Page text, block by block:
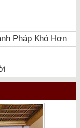
Pháp Khó Hơn